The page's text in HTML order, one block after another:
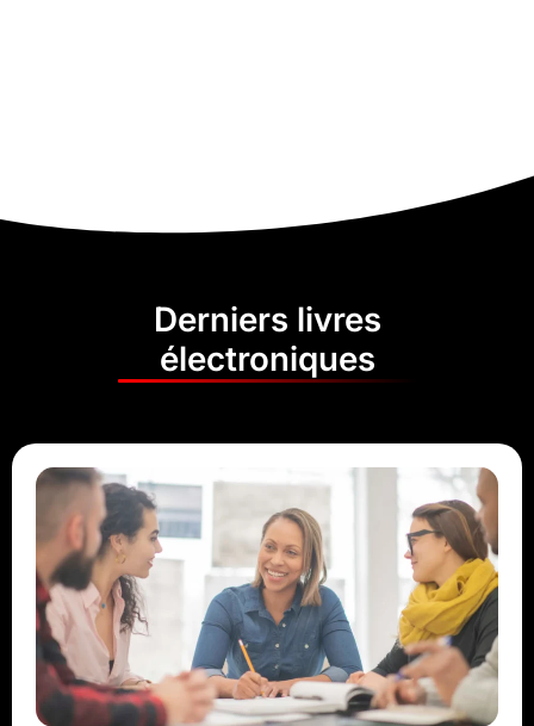
Derniers livres
électroniques